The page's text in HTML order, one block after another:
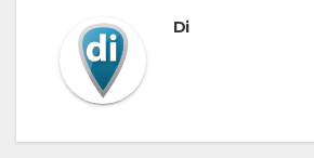
Di